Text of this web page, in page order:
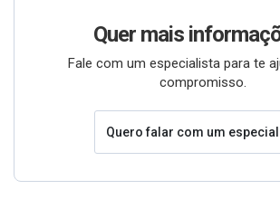
Quer mais
Fale com um especialista para te
compromisso.
Quero falar com um